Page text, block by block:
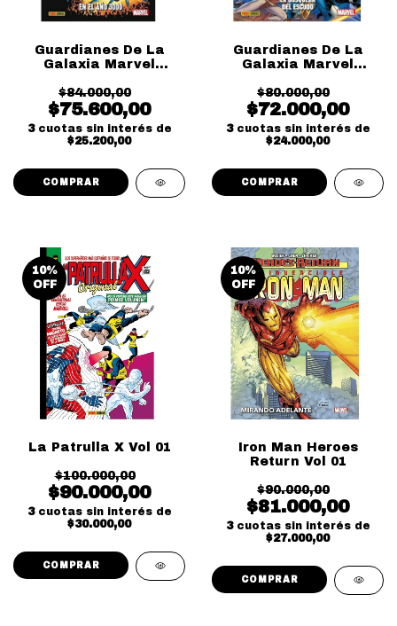
Guardianes De La
Galaxia Marvel
$84.000,00
$75.600,00
3 cuotas sin interés de
$25.200,00
Guardianes De La
Galaxia Marvel
$80.000,00
$72.000,00
3 cuotas sin interés de
$24.000,00
10%
OFF
La Patrulla X Vol 01
$100.000,00
$90.000,00
3 cuotas sin interés de
$30.000,00
10%
OFF
Iron Man Heroes
Return Vol 01
$90.000,00
$81.000,00
3 cuotas sin interés de
$27.000,00